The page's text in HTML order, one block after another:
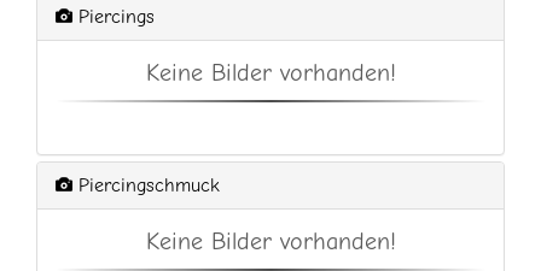
Piercings
Keine Bilder vorhanden!
Piercingschmuck
Keine Bilder vorhanden!